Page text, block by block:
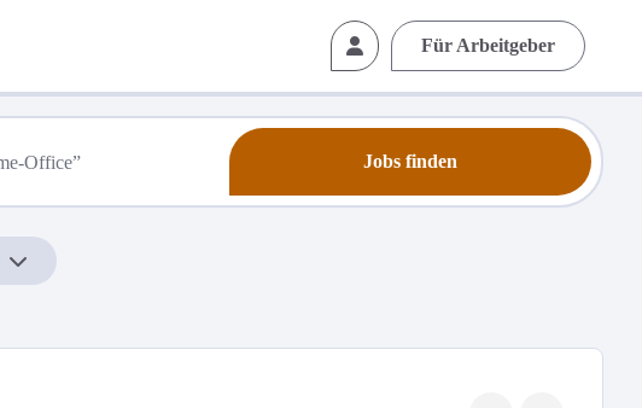
Für Arbeitgeber
Jobs finden